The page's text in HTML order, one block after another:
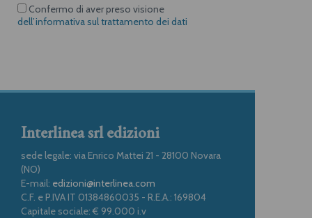
Confermo di aver preso visione
dell’informativa sul trattamento dei dati
Interlinea srl edizioni
sede legale: via Enrico Mattei 21 - 28100 Novara
(NO)
E-mail: edizioni@interlinea.com
C.F. e P.IVA IT 01384860035 - R.E.A.: 169804
Capitale sociale: € 99.000 i.v